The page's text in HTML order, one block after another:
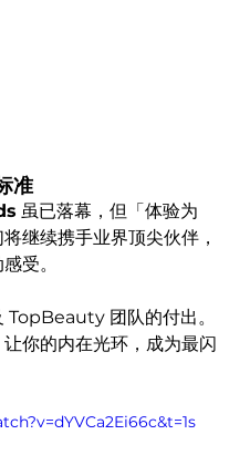
准
虽已落幕，但「体验为
继续携手业界顶尖伙伴，
受。
TopBeauty 团队的付出。
你的内在光环，成为最闪